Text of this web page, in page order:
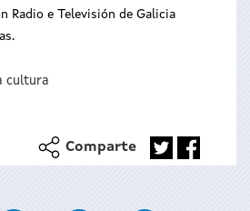
Radio e Televisión de Galicia
cultura
Comparte